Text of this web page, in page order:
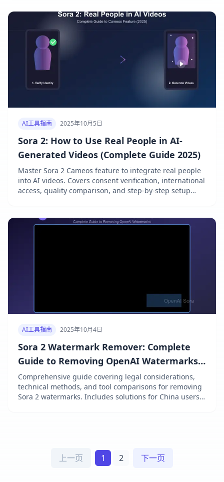
AI工具指南 2025年10月5日
Sora 2: How to Use Real People in AI-
Generated Videos (Complete Guide 2025)
Master Sora 2 Cameos feature to integrate real people
into AI videos. Covers consent verification, international
access, quality comparison, and step-by-step setup
AI工具指南 2025年10月4日
Sora 2 Watermark Remover: Complete
Guide to Removing OpenAI Watermarks
(2025)
Comprehensive guide covering legal considerations,
technical methods, and tool comparisons for removing
Sora 2 watermarks. Includes solutions for China users
上一页 1 2 下一页